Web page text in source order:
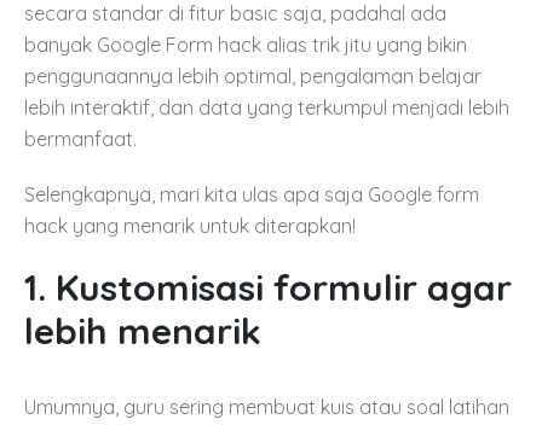
secara standar di fitur basic saja, padahal ada
banyak Google Form hack alias trik jitu yang bikin
penggunaannya lebih optimal, pengalaman belajar
lebih interaktif, dan data yang terkumpul menjadi lebih
bermanfaat.
Selengkapnya, mari kita ulas apa saja Google form
hack yang menarik untuk diterapkan!
1. Kustomisasi formulir agar
lebih menarik
Umumnya, guru sering membuat kuis atau soal latihan